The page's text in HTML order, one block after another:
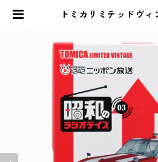
トミカリミテッドヴィ
ラックスB
ジャック